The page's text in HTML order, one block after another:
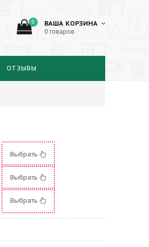
0 ВАША КОРЗИНА
0 товаров
ОТЗЫВЫ
Выбрать
Выбрать
Выбрать